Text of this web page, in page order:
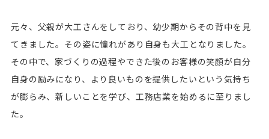
元々、父親が大工さんをしており、幼少期からその背中を見
てきました。その姿に憧れがあり自身も大工となりました。
その中で、家づくりの過程やできた後のお客様の笑顔が自分
自身の励みになり、より良いものを提供したいという気持ち
が膨らみ、新しいことを学び、工務店業を始めるに至りまし
た。